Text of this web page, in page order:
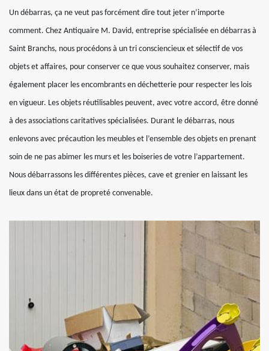
Un débarras, ça ne veut pas forcément dire tout jeter n’importe
comment. Chez Antiquaire M. David, entreprise spécialisée en débarras à
Saint Branchs, nous procédons à un tri consciencieux et sélectif de vos
objets et affaires, pour conserver ce que vous souhaitez conserver, mais
également placer les encombrants en déchetterie pour respecter les lois
en vigueur. Les objets réutilisables peuvent, avec votre accord, être donné
à des associations caritatives spécialisées. Durant le débarras, nous
enlevons avec précaution les meubles et l’ensemble des objets en prenant
soin de ne pas abimer les murs et les boiseries de votre l’appartement.
Nous débarrassons les différentes pièces, cave et grenier en laissant les
lieux dans un état de propreté convenable.